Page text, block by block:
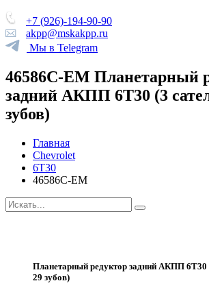
+7 (926)-194-90-90
akpp@mskakpp.ru
Мы в Telegram
46586C-EM Планетарный
задний АКПП 6T30 (3
зубов)
Главная
Chevrolet
6T30
46586C-EM
Планетарный редуктор задний АКПП 6T30
29 зубов)